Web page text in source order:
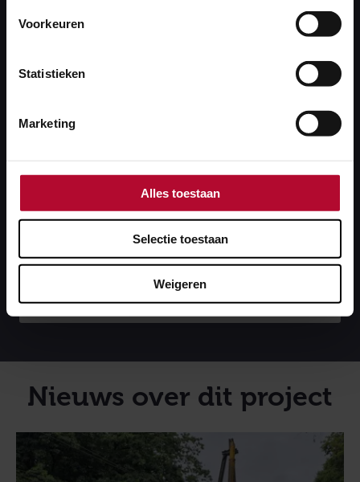
Voorkeuren
Statistieken
Marketing
Alles toestaan
Selectie toestaan
Weigeren
Extra reizigerstreinen
Elke tien minuten een reizigerstrein op drukke
het goederenvervoer. Goederentreinen rijden in de
toekomst meer via de Betuweroute, richting ’s-
Hertogenbosch en Boxtel en verder. Zo ontstaat er
op andere sporen plaats voor extra reizigerstreinen.
Lees meer over dit programma
Nieuws over dit project